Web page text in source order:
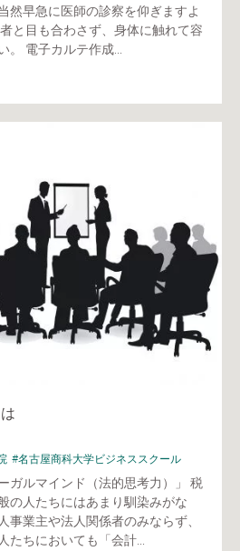
然早急に医師の診察を仰ぎますよ
と目も合わさず、身体に触れて容
電子カルテ作成...
#名古屋商科大学ビジネススクール
ガルマインド（法的思考力）」 税
の人たちにはあまり馴染みがな
事業主や法人関係者のみならず、
たちにおいても「会計...